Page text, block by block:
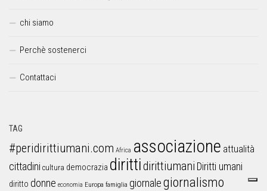
chi siamo
Perchè sostenerci
Contattaci
TAG
#peridirittiumani.com Africa associazione attualità
cittadini cultura democrazia dirittidirittiumani Diritti umani
diritto donne economia Europa famiglia giornalegiornalismo